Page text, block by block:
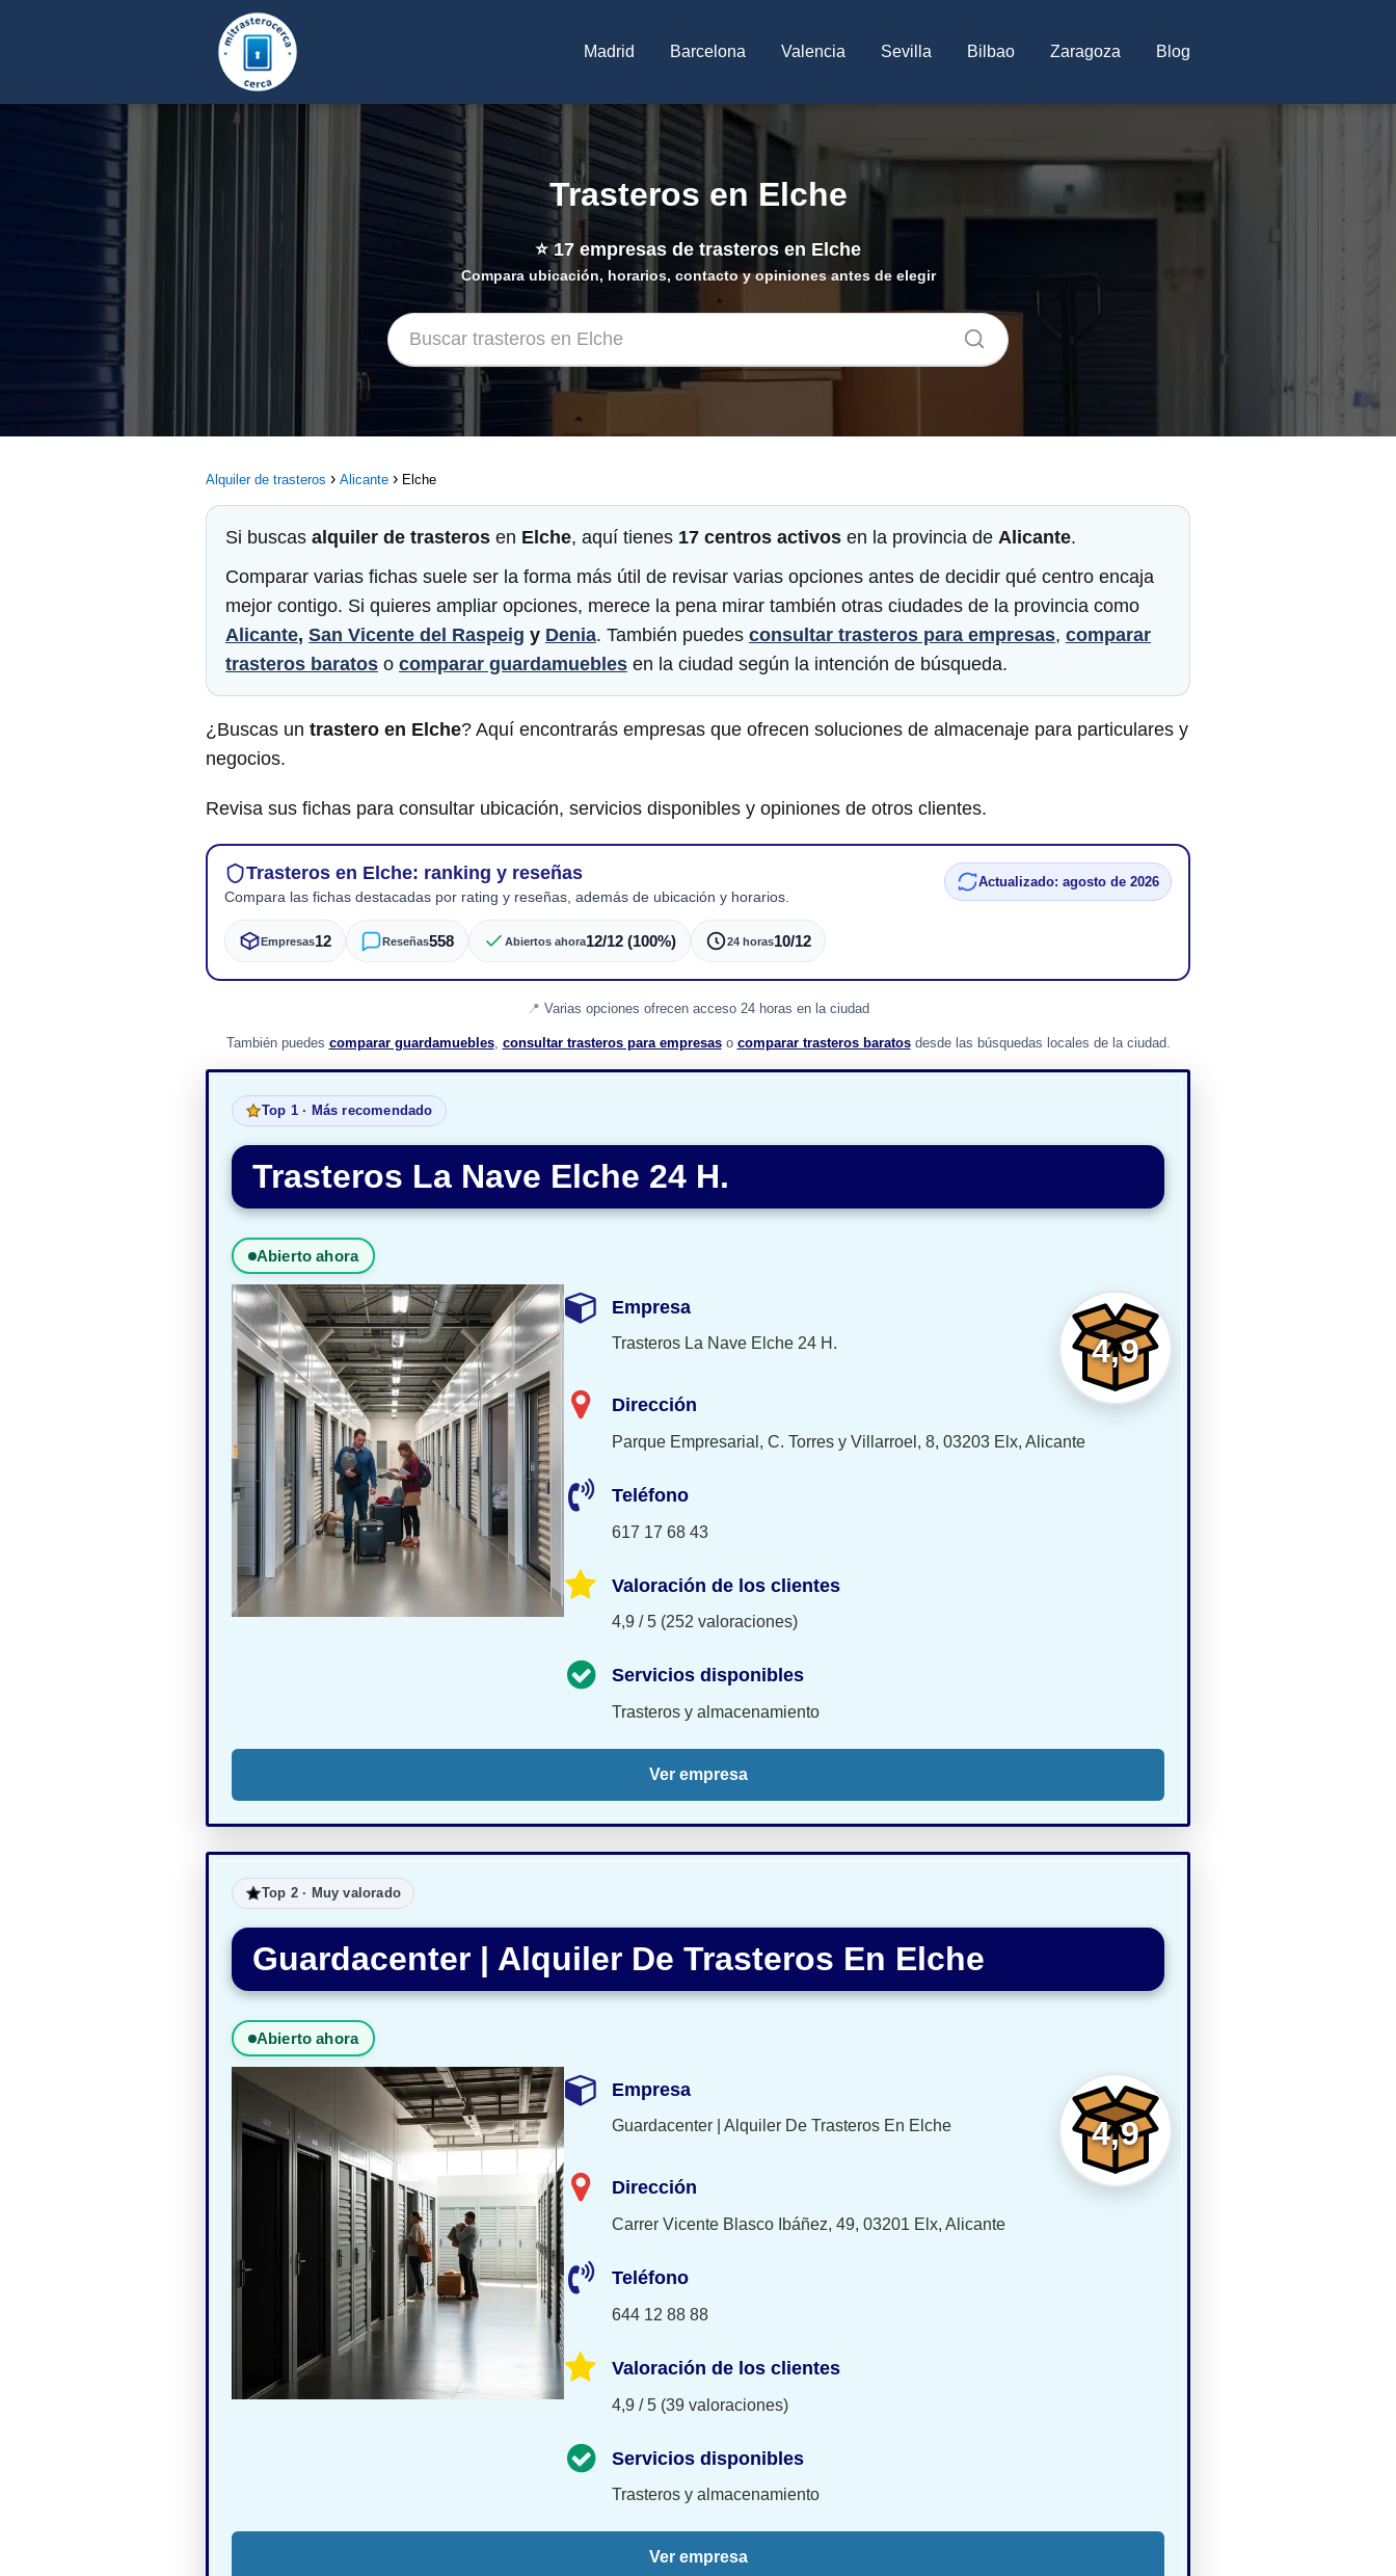
Madrid Barcelona Valencia Sevilla Bilbao Zaragoza Blog
Trasteros en Elche
⭐17 empresas de trasteros en Elche
Compara ubicación, horarios, contacto y opiniones antes de elegir
Alquiler de trasteros Alicante Elche
Si buscas alquiler de trasteros en Elche, aquí tienes 17 centros activos en la provincia de Alicante.
Comparar varias fichas suele ser la forma más útil de revisar varias opciones antes de decidir qué centro encaja
mejor contigo. Si quieres ampliar opciones, merece la pena mirar también otras ciudades de la provincia como
Alicante, San Vicente del Raspeig y Denia. También puedes consultar trasteros para empresas, comparar
trasteros baratos o comparar guardamuebles en la ciudad según la intención de búsqueda.
¿Buscas un trastero en Elche? Aquí encontrarás empresas que ofrecen soluciones de almacenaje para particulares y
negocios.
Revisa sus fichas para consultar ubicación, servicios disponibles y opiniones de otros clientes.
Trasteros en Elche: ranking y reseñas
Compara las fichas destacadas por rating y reseñas, además de ubicación y horarios.
Actualizado: agosto de 2026
Empresas12 Reseñas558 Abiertos ahora12/12 (100%) 24 horas10/12
Varias opciones ofrecen acceso 24 horas en la ciudad
También puedes comparar guardamuebles, consultar trasteros para empresaso comparar trasteros baratosdesde las búsquedas locales de la ciudad.
Top 1 · Más recomendado
Trasteros La Nave Elche 24 H.
Abierto ahora
4,9
Empresa
Trasteros La Nave Elche 24 H.
Dirección
Parque Empresarial, C. Torres y Villarroel, 8, 03203 Elx, Alicante
Teléfono
617 17 68 43
Valoración de los clientes
4,9 / 5 (252 valoraciones)
Servicios disponibles
Trasteros y almacenamiento
Ver empresa
Top 2 · Muy valorado
Guardacenter | Alquiler De Trasteros En Elche
Abierto ahora
4,9
Empresa
Guardacenter | Alquiler De Trasteros En Elche
Dirección
Carrer Vicente Blasco Ibáñez, 49, 03201 Elx, Alicante
Teléfono
644 12 88 88
Valoración de los clientes
4,9 / 5 (39 valoraciones)
Servicios disponibles
Trasteros y almacenamiento
Ver empresa